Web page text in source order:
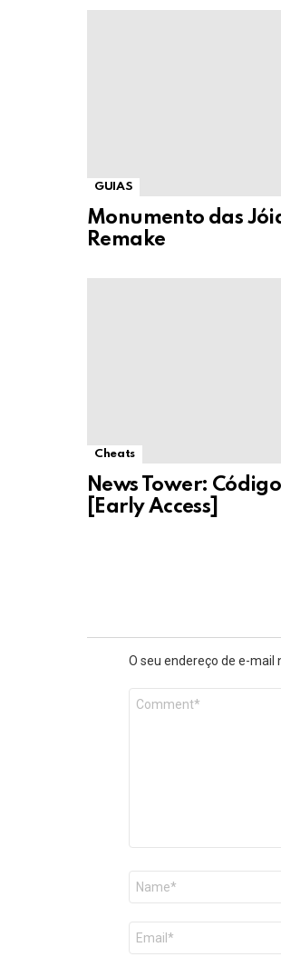
GUIAS
Monumento das
Remake
Cheats
News Tower:
[Early Access]
O seu endereço de e-mail
mail
*